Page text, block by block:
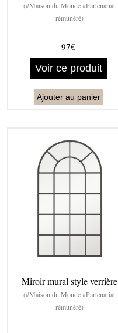
(#Maison du Monde #Partenariat
rémunéré)
97€
Voir ce produit
Ajouter au panier
Miroir mural style verrière
(#Maison du Monde #Partenariat
rémunéré)